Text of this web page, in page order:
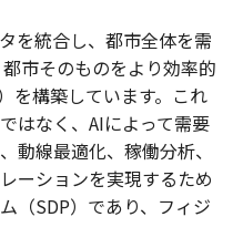
を統合し、都市全体を需
市そのものをより効率的
を構築しています。これ
はなく、AIによって需要
動線最適化、稼働分析、
ーションを実現するため
（SDP）であり、フィジ